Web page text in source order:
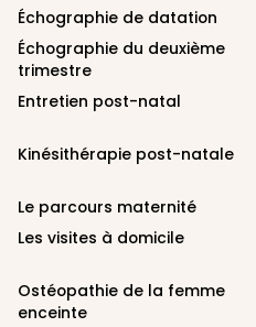
Échographie de datation
Échographie du deuxième
trimestre
Entretien post-natal
Kinésithérapie post-natale
Le parcours maternité
Les visites à domicile
Ostéopathie de la femme
enceinte